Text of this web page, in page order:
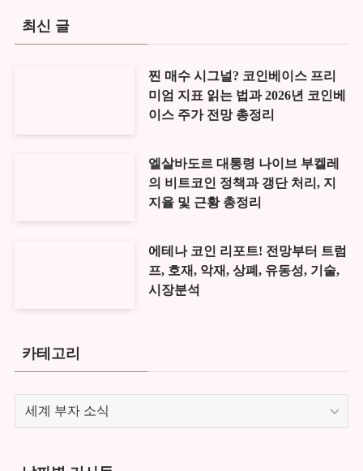
최신 글
찐 매수 시그널? 코인베이스 프리
미엄 지표 읽는 법과 2026년 코인베
이스 주가 전망 총정리
엘살바도르 대통령 나이브 부켈레
의 비트코인 정책과 갱단 처리, 지
지율 및 근황 총정리
에테나 코인 리포트! 전망부터 트럼
프, 호재, 악재, 상폐, 유동성, 기술,
시장분석
카테고리
리